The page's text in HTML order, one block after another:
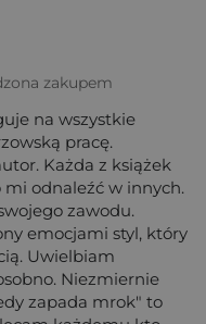
zakupem
na wszystkie
pracę.
Każda z książek
odnaleźć w innych.
zawodu.
emocjami styl, który
Uwielbiam
Niezmiernie
zapada mrok" to